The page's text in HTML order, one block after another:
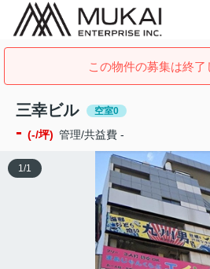
この物件の募集は終了
三幸ビル 空室0
- (-/坪) 管理/共益費 -
1/1